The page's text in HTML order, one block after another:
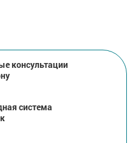
консультации
система